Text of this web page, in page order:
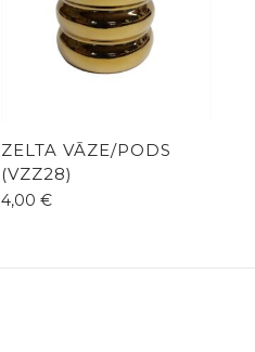
ZELTA VĀZE/PODS
(VZZ28)
4,00 €